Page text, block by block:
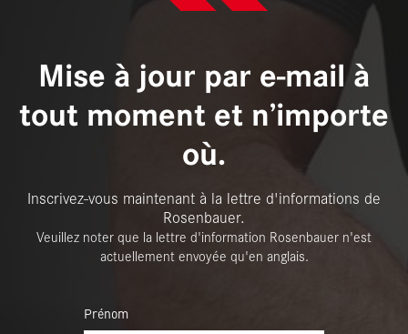
Mise à jour par e-mail à
tout moment et n’importe
où.
Inscrivez-vous maintenant à la lettre d'informations de
Rosenbauer.
Veuillez noter que la lettre d'information Rosenbauer n'est
actuellement envoyée qu'en anglais.
Prénom